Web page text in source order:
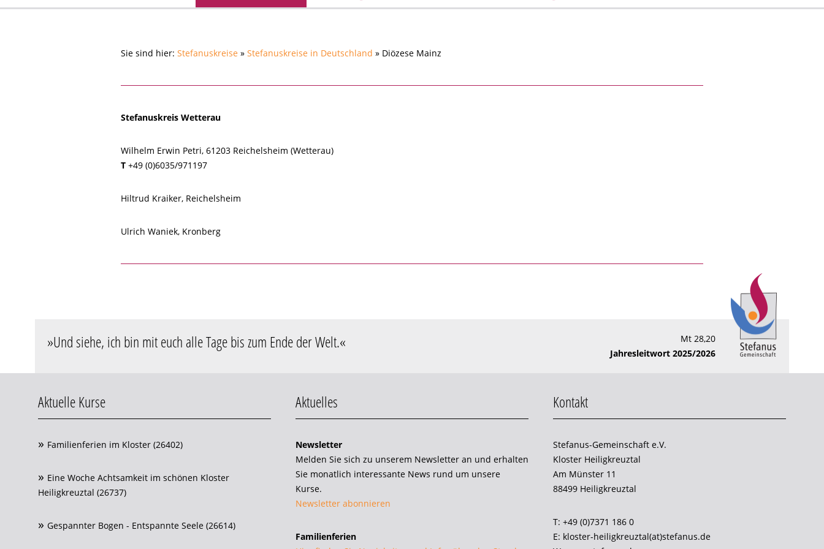
Sie sind hier: Stefanuskreise » Stefanuskreise in Deutschland » Diözese Mainz
Stefanuskreis Wetterau
Wilhelm Erwin Petri, 61203 Reichelsheim (Wetterau)
T +49 (0)6035/971197
Hiltrud Kraiker, Reichelsheim
Ulrich Waniek, Kronberg
»Und siehe, ich bin mit euch alle Tage bis zum Ende der Welt.«
Mt 28,20
Jahresleitwort 2025/2026
Aktuelle Kurse
Familienferien im Kloster (26402)
Eine Woche Achtsamkeit im schönen Kloster
Heiligkreuztal (26737)
Gespannter Bogen - Entspannte Seele (26614)
Aktuelles
Newsletter
Melden Sie sich zu unserem Newsletter an und erhalten
Sie monatlich interessante News rund um unsere
Kurse.
Newsletter abonnieren
Familienferien
Kontakt
Stefanus-Gemeinschaft e.V.
Kloster Heiligkreuztal
Am Münster 11
88499 Heiligkreuztal
T: +49 (0)7371 186 0
E: kloster-heiligkreuztal(at)stefanus.de